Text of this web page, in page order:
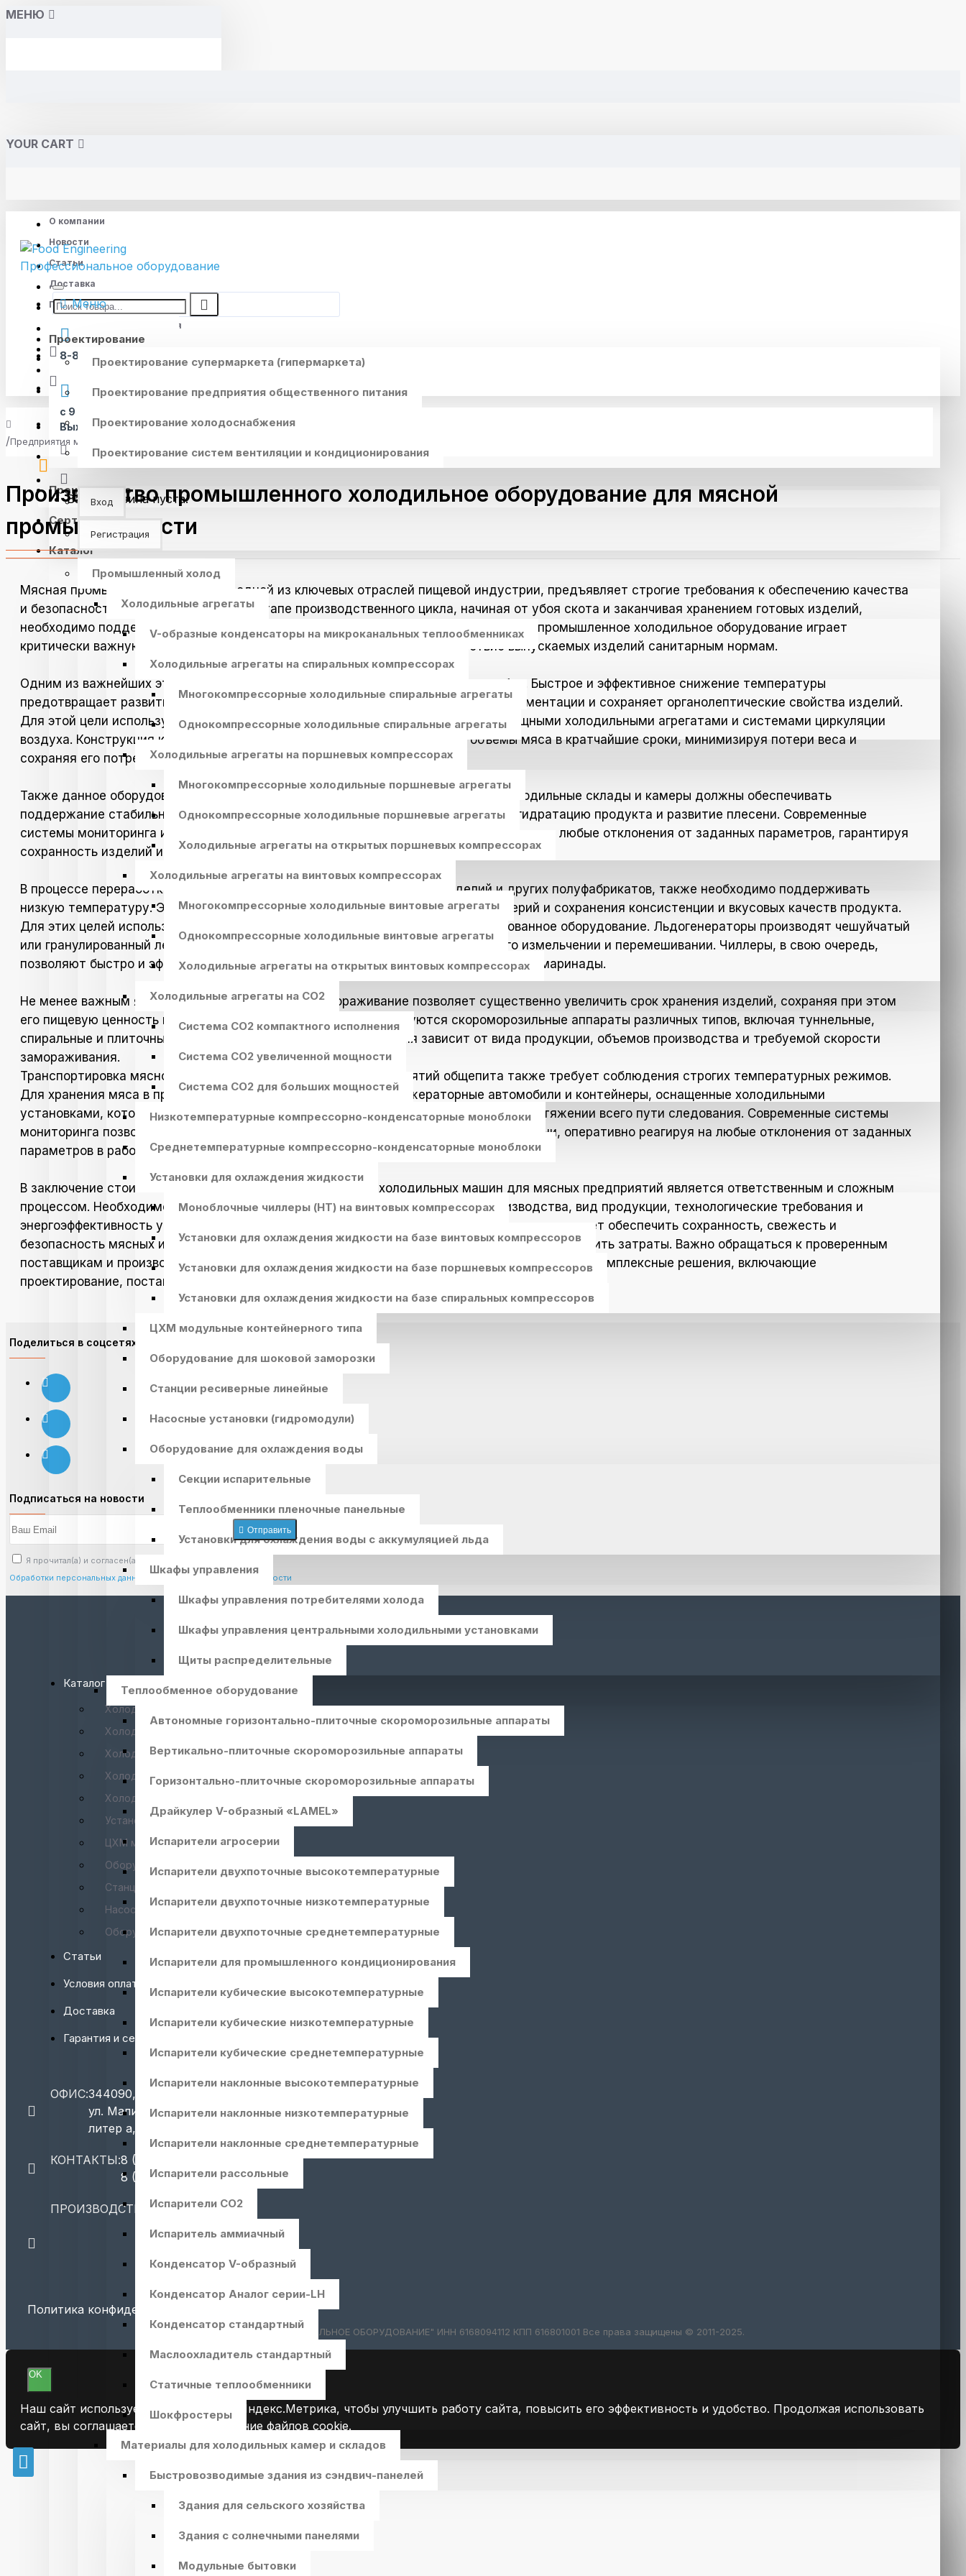
МЕНЮ
YOUR CART
О компании
Новости
Статьи
Доставка
Памятка по отгрузке
Материалы для скачивания
Опросные листы
Контакты
Подбор оборудования
Вход
Регистрация
8-800-550-62-71
с 9 до 19 ежедневно
Выходной: суббота и воскресенье
Ваша корзина пуста!
Меню
Проектирование
Проектирование супермаркета (гипермаркета)
Проектирование предприятия общественного питания
Проектирование холодоснабжения
Проектирование систем вентиляции и кондиционирования
Производство
Сертификаты
Каталог
Промышленный холод
Холодильные агрегаты
V-образные конденсаторы на микроканальных теплообменниках
Холодильные агрегаты на спиральных компрессорах
Многокомпрессорные холодильные спиральные агрегаты
Однокомпрессорные холодильные спиральные агрегаты
Холодильные агрегаты на поршневых компрессорах
Многокомпрессорные холодильные поршневые агрегаты
Однокомпрессорные холодильные поршневые агрегаты
Холодильные агрегаты на открытых поршневых компрессорах
Холодильные агрегаты на винтовых компрессорах
Многокомпрессорные холодильные винтовые агрегаты
Однокомпрессорные холодильные винтовые агрегаты
Холодильные агрегаты на открытых винтовых компрессорах
Холодильные агрегаты на CO2
Система СО2 компактного исполнения
Система СО2 увеличенной мощности
Система СО2 для больших мощностей
Низкотемпературные компрессорно-конденсаторные моноблоки
Среднетемпературные компрессорно-конденсаторные моноблоки
Установки для охлаждения жидкости
Моноблочные чиллеры (HT) на винтовых компрессорах
Установки для охлаждения жидкости на базе винтовых компрессоров
Установки для охлаждения жидкости на базе поршневых компрессоров
Установки для охлаждения жидкости на базе спиральных компрессоров
ЦХМ модульные контейнерного типа
Оборудование для шоковой заморозки
Станции ресиверные линейные
Насосные установки (гидромодули)
Оборудование для охлаждения воды
Секции испарительные
Теплообменники пленочные панельные
Установки для охлаждения воды с аккумуляцией льда
Шкафы управления
Шкафы управления потребителями холода
Шкафы управления центральными холодильными установками
Щиты распределительные
Теплообменное оборудование
Автономные горизонтально-плиточные скороморозильные аппараты
Вертикально-плиточные скороморозильные аппараты
Горизонтально-плиточные скороморозильные аппараты
Драйкулер V-образный «LAMEL»
Испарители агросерии
Испарители двухпоточные высокотемпературные
Испарители двухпоточные низкотемпературные
Испарители двухпоточные среднетемпературные
Испарители для промышленного кондиционирования
Испарители кубические высокотемпературные
Испарители кубические низкотемпературные
Испарители кубические среднетемпературные
Испарители наклонные высокотемпературные
Испарители наклонные низкотемпературные
Испарители наклонные среднетемпературные
Испарители рассольные
Испарители СО2
Испаритель аммиачный
Конденсатор V-образный
Конденсатор Аналог серии-LH
Конденсатор стандартный
Маслоохладитель стандартный
Статичные теплообменники
Шокфростеры
Материалы для холодильных камер и складов
Быстровозводимые здания из сэндвич-панелей
Здания для сельского хозяйства
Здания с солнечными панелями
Модульные бытовки
Предприятия мясной промышленности
Производство промышленного холодильное оборудование для мясной
промышленности
Мясная промышленность, являясь одной из ключевых отраслей пищевой индустрии, предъявляет строгие требования к обеспечению качества
и безопасности продукта. На каждом этапе производственного цикла, начиная от убоя скота и заканчивая хранением готовых изделий,
необходимо поддерживать оптимальный температурный режим. В этом контексте промышленное холодильное оборудование играет
критически важную роль, обеспечивая сохранность, свежесть и соответствие выпускаемых изделий санитарным нормам.
Одним из важнейших этапов техпроцесса является охлаждение мяса после убоя. Быстрое и эффективное снижение температуры
предотвращает развитие патогенных микроорганизмов, замедляет процессы ферментации и сохраняет органолептические свойства изделий.
Для этой цели используются камеры интенсивного охлаждения, оснащенные мощными холодильными агрегатами и системами циркуляции
воздуха. Конструкция камер позволяет равномерно охлаждать большие объемы мяса в кратчайшие сроки, минимизируя потери веса и
сохраняя его потребительские качества.
Также данное оборудование применяется для хранения охлажденного мяса. Холодильные склады и камеры должны обеспечивать
поддержание стабильной температуры и влажности воздуха, предотвращая дегидратацию продукта и развитие плесени. Современные
системы мониторинга и контроля температуры позволяют оперативно реагировать на любые отклонения от заданных параметров, гарантируя
сохранность изделий из мяса в течение длительного времени.
В процессе переработки мяса, при производстве фарша, колбасных изделий и других полуфабрикатов, также необходимо поддерживать
низкую температуру. Это необходимо для предотвращения размножения бактерий и сохранения консистенции и вкусовых качеств продукта.
Для этих целей используются льдогенераторы, чиллеры и другое специализированное оборудование. Льдогенераторы производят чешуйчатый
или гранулированный лед, который используется для охлаждения сырья при его измельчении и перемешивании. Чиллеры, в свою очередь,
позволяют быстро и эффективно охлаждать жидкие продукты, такие как рассолы и маринады.
Не менее важным является и заморозка мяса. Замораживание позволяет существенно увеличить срок хранения изделий, сохраняя при этом
его пищевую ценность и вкусовые качества. Для этого используются скороморозильные аппараты различных типов, включая туннельные,
спиральные и плиточные. Выбор конкретного типа оборудования зависит от вида продукции, объемов производства и требуемой скорости
замораживания.
Транспортировка мясной продукции до магазинов или предприятий общепита также требует соблюдения строгих температурных режимов.
Для хранения мяса в процессе перевозки используются рефрижераторные автомобили и контейнеры, оснащенные холодильными
установками, которые обеспечивают поддержание постоянной температуры на протяжении всего пути следования. Современные системы
мониторинга позволяют отслеживать температуру груза в режиме реального времени, оперативно реагируя на любые отклонения от заданных
параметров в работе оборудования.
В заключение стоит отметить, что выбор промышленного холодильных машин для мясных предприятий является ответственным и сложным
процессом. Необходимо учитывать множество факторов, включая объемы производства, вид продукции, технологические требования и
энергоэффективность установок. Только их правильный подбор и качественный монтаж может обеспечить сохранность, свежесть и
безопасность мясных изделий, а также оптимизировать производственные процессы и снизить затраты. Важно обращаться к проверенным
поставщикам и производителям, имеющим опыт работы в данной отрасли и предлагающим комплексные решения, включающие
проектирование, поставку, монтаж и сервисное обслуживание холодильного оборудования.
Поделиться в соцсетях:
Подписаться на новости
Отправить
Я прочитал(а) и согласен(а) с условиями
Обработки персональных данных
Политикой конфиденциальности
Каталог
Холодильные спиральные агрегаты
Холодильные поршневые агрегаты
Холодильные винтовые агрегаты
Холодильные агрегаты на открытых винтовых компрессорах
Холодильные агрегаты на CO2
Установки для охлаждения жидкости
ЦХМ модульные контейнерного типа
Оборудование для шоковой заморозки
Станции ресиверные линейные
Насосные установки (гидромодули)
Оборудование для охлаждения воды
Статьи
Условия оплаты
Доставка
Гарантия и сервис
ОФИС:344090, г. Ростов-на-Дону,
ул. Малиновского, д. 46а/27
литер а, помещ. 4г (офис 25)
КОНТАКТЫ:8 (863) 310-11-71
8 (800) 550-62-71
ПРОИЗВОДСТВО:г. Ростов-на-
Дону
Юго-Восточная
Промзона, 17/1
Политика конфиденциальности
ООО "ПРОФЕССИОНАЛЬНОЕ ОБОРУДОВАНИЕ" ИНН 6168094112 КПП 616801001 Все права защищены © 2011-2025.
OK
Наш сайт использует файлы cookie и Яндекс.Метрика, чтобы улучшить работу сайта, повысить его эффективность и удобство. Продолжая использовать
сайт, вы соглашаетесь на использование файлов cookie.